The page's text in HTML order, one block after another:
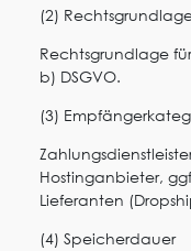
(2)
Rechtsgrundlage
b) DSGVO.
(3)
Hostinganbieter,
Lieferanten
(4) Speicherdauer